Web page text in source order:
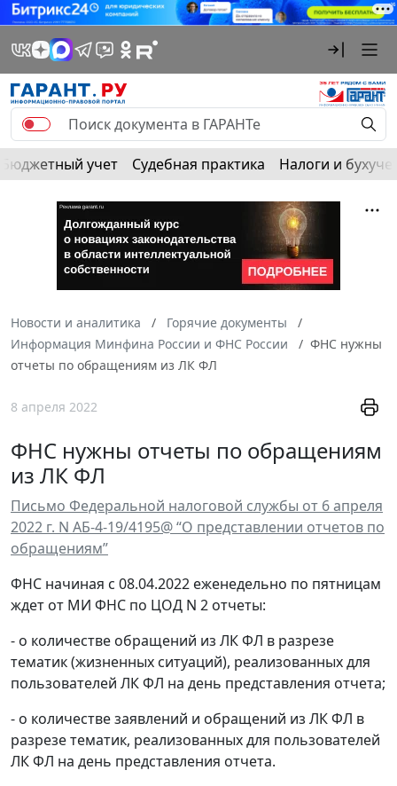
Бюджетный учет Судебная практика Налоги и
Новости и аналитика
Горячие документы
Информация Минфина России и ФНС России
ФНС нужны
отчеты по обращениям из ЛК ФЛ
8 апреля 2022
ФНС нужны отчеты по обращениям
из ЛК ФЛ
Письмо Федеральной налоговой службы от 6 апреля
2022 г. N АБ-4-19/4195@ “О представлении отчетов по
обращениям”
ФНС начиная с 08.04.2022 еженедельно по пятницам
ждет от МИ ФНС по ЦОД N 2 отчеты:
- о количестве обращений из ЛК ФЛ в разрезе
тематик (жизненных ситуаций), реализованных для
пользователей ЛК ФЛ на день представления отчета;
- о количестве заявлений и обращений из ЛК ФЛ в
разрезе тематик, реализованных для пользователей
ЛК ФЛ на день представления отчета.